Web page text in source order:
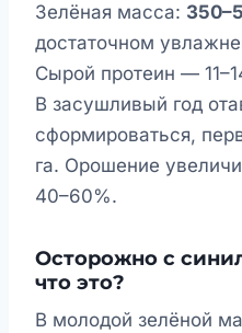
Зелёная масса:
достаточном
Сырой протеин —
В засушливый год
сформироваться,
га. Орошение
40–60%.
Осторожно с
что это?
В молодой зелёной